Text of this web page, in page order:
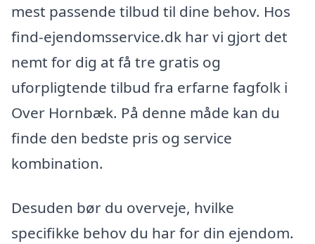
mest passende tilbud til dine behov. Hos
find-ejendomsservice.dk har vi gjort det
nemt for dig at få tre gratis og
uforpligtende tilbud fra erfarne fagfolk i
Over Hornbæk. På denne måde kan du
finde den bedste pris og service
kombination.
Desuden bør du overveje, hvilke
specifikke behov du har for din ejendom.